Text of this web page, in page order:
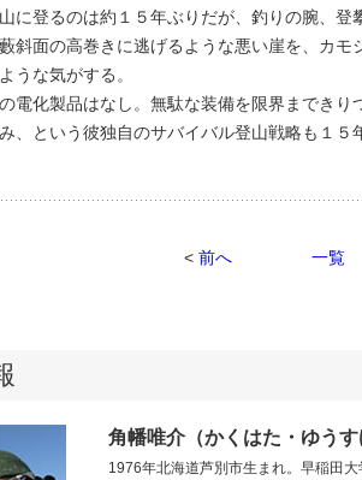
に登るのは約１５年ぶりだが、釣りの腕、登
斜面の高巻きに逃げるような悪い崖を、カ
うな気がする。
電化製品はなし。無駄な装備を限界まできり
、という彼独自のサバイバル登山戦略も１
< 前へ 一覧
角幡唯介（かくはた・ゆうす
1976年北海道芦別市生まれ。早稲田